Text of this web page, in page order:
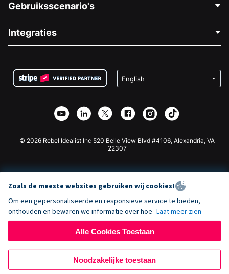
Over Ons
Vacatures
Privacy
Affiliate Partnerschap
Gebruiksscenario's
Medische Fondsenwerving
Goede Doelen Fondsenwerving
Integraties
Wix Donatie Plugin
Webflow Donatie App
Joomla Donatie
© 2026 Rebel Idealist Inc 520 Belle View Blvd #4106, Alexandria, VA
22307
Zoals de meeste websites gebruiken wij cookies!
Om een gepersonaliseerde en responsieve service te bieden,
onthouden en bewaren we informatie over hoe Laat meer zien
Alle Cookies Toestaan
Noodzakelijke toestaan